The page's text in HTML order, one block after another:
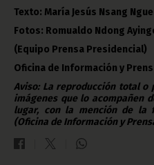
Texto: María Jesús Nsang
Fotos: Romualdo Ndong
(Equipo Prensa Presidencial)
Oficina de Información y
Aviso: La reproducción total
imágenes que lo acompañen
lugar, con la mención de la
(Oficina de Información y